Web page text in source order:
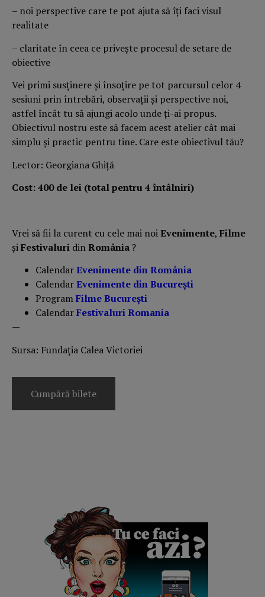
– noi perspective care te pot ajuta să îţi faci visul
realitate
– claritate în ceea ce priveşte procesul de setare de
obiective
Vei primi susţinere şi însoţire pe tot parcursul celor 4
sesiuni prin întrebări, observaţii şi perspective noi,
astfel încât tu să ajungi acolo unde ţi-ai propus.
Obiectivul nostru este să facem acest atelier cât mai
simplu şi practic pentru tine. Care este obiectivul tău?
Lector: Georgiana Ghiță
Cost: 400 de lei (total pentru 4 întâlniri)
Vrei să fii la curent cu cele mai noiEvenimente, Filme
șiFestivaluri dinRomânia ?
CalendarEvenimente din România
CalendarEvenimente din București
ProgramFilme București
CalendarFestivaluri Romania
—
Sursa: Fundația Calea Victoriei
Cumpără bilete